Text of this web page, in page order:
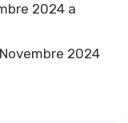
2024 a
2024